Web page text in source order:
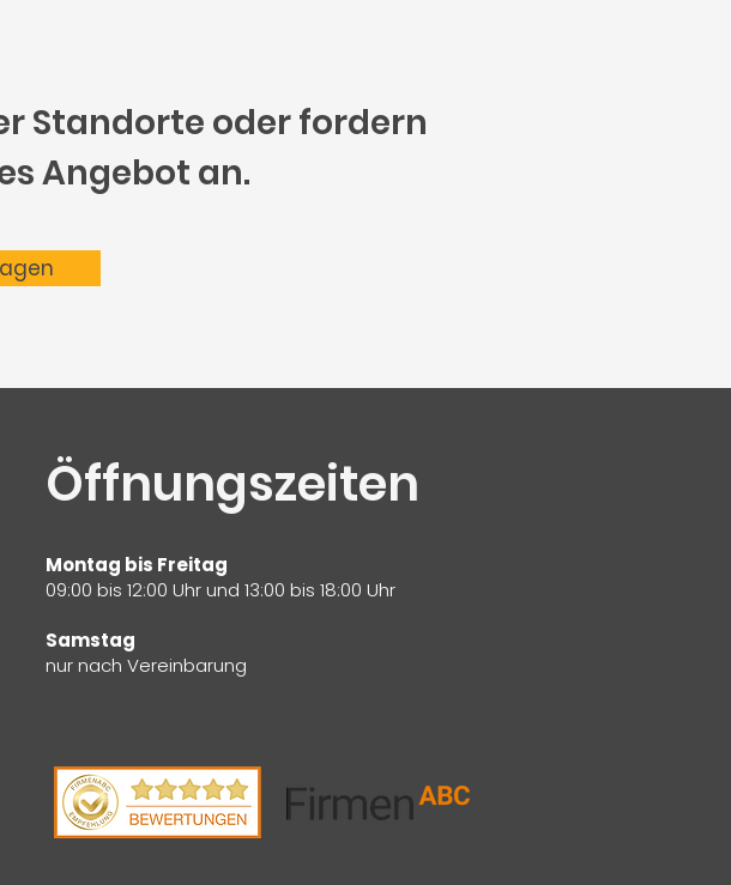
Standorte oder fordern
Angebot an.
Öffnungszeiten
Montag bis Freitag
09:00 bis 12:00 Uhr und 13:00 bis 18:00 Uhr
Samstag
nur nach Vereinbarung